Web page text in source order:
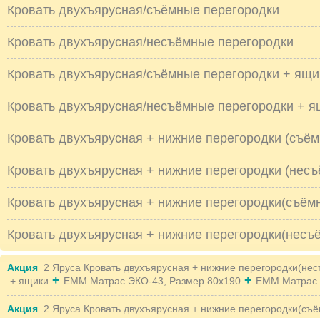
Кровать двухъярусная/съёмные перегородки
Кровать двухъярусная/несъёмные перегородки
Кровать двухъярусная/съёмные перегородки +
Кровать двухъярусная/несъёмные перегородки +
Кровать двухъярусная + нижние перегородки
Кровать двухъярусная + нижние перегородки
Кровать двухъярусная + нижние
Кровать двухъярусная + нижние
Акция 2 Яруса Кровать двухъярусная + нижние
+ ящики + EMM Матрас ЭКО-43, Размер 80x190 + EMM
Акция 2 Яруса Кровать двухъярусная + нижние